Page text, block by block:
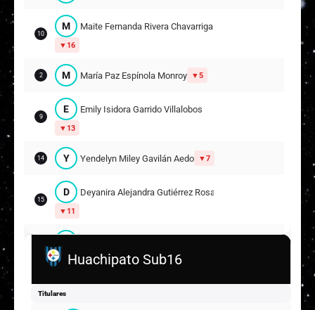
10
M Maite Fernanda Rivera Chavarriga
16
2 M María Paz Espínola Monroy 5
9
E Emily Isidora Garrido Villalobos
13
14 Y Yendelyn Miley Gavilán Aedo 7
15
D Deyanira Alejandra Gutiérrez Rosas
11
Huachipato Sub16
Titulares